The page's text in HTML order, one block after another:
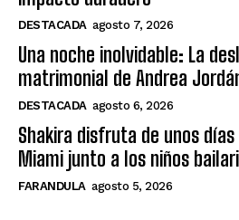
DESTACADA agosto 7, 2026
Una noche inolvidable: La
matrimonial de Andrea
DESTACADA agosto 6, 2026
Shakira disfruta de unos
Miami junto a los niños
FARANDULA agosto 5, 2026